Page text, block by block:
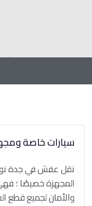
سيارات خاصة
نقل عفش في جدة
المجهزة خصيصًا ؛
والأمان لجميع